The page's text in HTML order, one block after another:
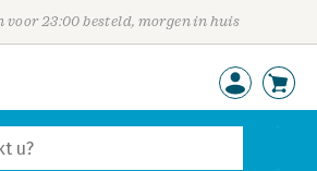
voor 23:00 besteld, morgen in huis